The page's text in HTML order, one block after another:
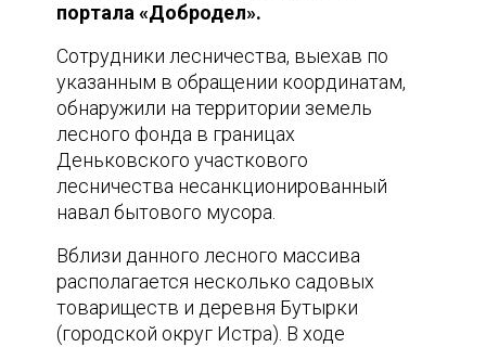
портала «Добродел».
Сотрудники лесничества, выехав по
указанным в обращении координатам,
обнаружили на территории земель
лесного фонда в границах
Деньковского участкового
лесничества несанкционированный
навал бытового мусора.
Вблизи данного лесного массива
располагается несколько садовых
товариществ и деревня Бутырки
(городской округ Истра). В ходе